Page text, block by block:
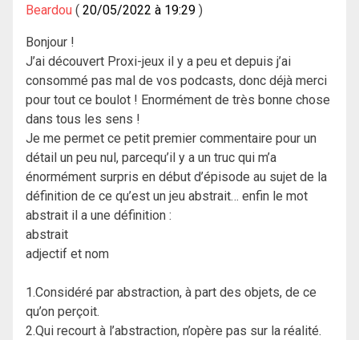
Beardou 20/05/2022 à 19:29
Bonjour !
J’ai découvert Proxi-jeux il y a peu et depuis j’ai
consommé pas mal de vos podcasts, donc déjà merci
pour tout ce boulot ! Enormément de très bonne chose
dans tous les sens !
Je me permet ce petit premier commentaire pour un
détail un peu nul, parcequ’il y a un truc qui m’a
énormément surpris en début d’épisode au sujet de la
définition de ce qu’est un jeu abstrait… enfin le mot
abstrait il a une définition :
abstrait
adjectif et nom
1.Considéré par abstraction, à part des objets, de ce
qu’on perçoit.
2.Qui recourt à l’abstraction, n’opère pas sur la réalité.